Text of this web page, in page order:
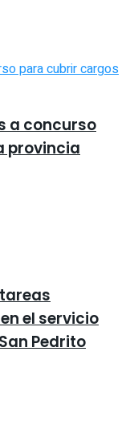
a concurso
provincia
el servicio
Pedrito